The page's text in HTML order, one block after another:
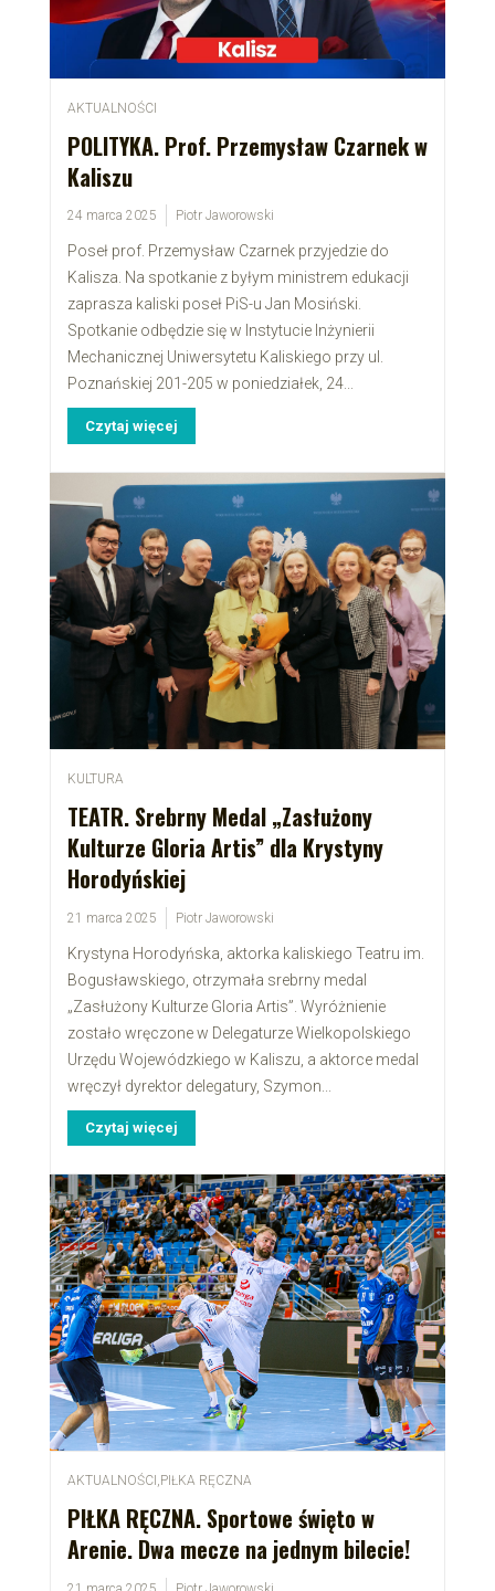
AKTUALNOŚCI
POLITYKA. Prof. Przemysław Czarnek w
Kaliszu
24 marca 2025 Piotr Jaworowski
Poseł prof. Przemysław Czarnek przyjedzie do
Kalisza. Na spotkanie z byłym ministrem edukacji
zaprasza kaliski poseł PiS-u Jan Mosiński.
Spotkanie odbędzie się w Instytucie Inżynierii
Mechanicznej Uniwersytetu Kaliskiego przy ul.
Poznańskiej 201-205 w poniedziałek, 24...
Czytaj więcej
KULTURA
TEATR. Srebrny Medal „Zasłużony
Kulturze Gloria Artis” dla Krystyny
Horodyńskiej
21 marca 2025 Piotr Jaworowski
Krystyna Horodyńska, aktorka kaliskiego Teatru im.
Bogusławskiego, otrzymała srebrny medal
„Zasłużony Kulturze Gloria Artis”. Wyróżnienie
zostało wręczone w Delegaturze Wielkopolskiego
Urzędu Wojewódzkiego w Kaliszu, a aktorce medal
wręczył dyrektor delegatury, Szymon...
Czytaj więcej
AKTUALNOŚCI ,PIŁKA RĘCZNA
PIŁKA RĘCZNA. Sportowe święto w
Arenie. Dwa mecze na jednym bilecie!